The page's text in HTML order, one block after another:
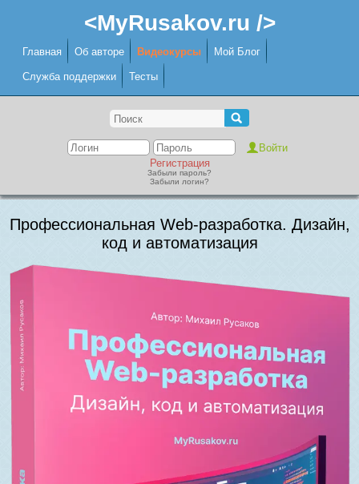
<MyRusakov.ru />
Главная Об авторе Видеокурсы Мой Блог
Служба поддержки Тесты
Регистрация
Забыли пароль?
Забыли логин?
Профессиональная Web-разработка. Дизайн,
код и автоматизация